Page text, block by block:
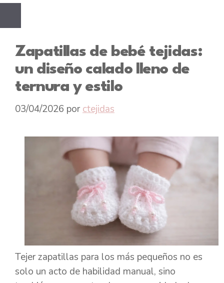
Zapatillas de bebé tejidas:
un diseño calado lleno de
ternura y estilo
03/04/2026 por ctejidas
Tejer zapatillas para los más pequeños no es
solo un acto de habilidad manual, sino